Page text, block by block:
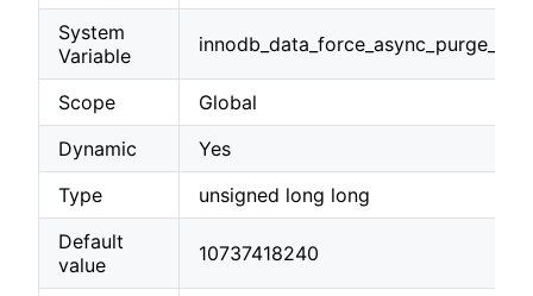
System
Variable
Scope
Global
Dynamic
Yes
Type
unsigned long long
Default
value
10737418240